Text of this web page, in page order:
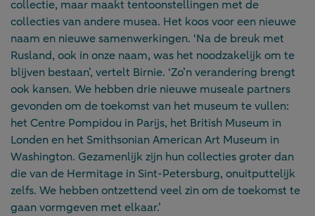
collectie, maar maakt tentoonstellingen met de
collecties van andere musea. Het koos voor een nieuwe
naam en nieuwe samenwerkingen. ‘Na de breuk met
Rusland, ook in onze naam, was het noodzakelijk om te
blijven bestaan’, vertelt Birnie. ‘Zo’n verandering brengt
ook kansen. We hebben drie nieuwe museale partners
gevonden om de toekomst van het museum te vullen:
het Centre Pompidou in Parijs, het British Museum in
Londen en het Smithsonian American Art Museum in
Washington. Gezamenlijk zijn hun collecties groter dan
die van de Hermitage in Sint-Petersburg, onuitputtelijk
zelfs. We hebben ontzettend veel zin om de toekomst te
gaan vormgeven met elkaar.’